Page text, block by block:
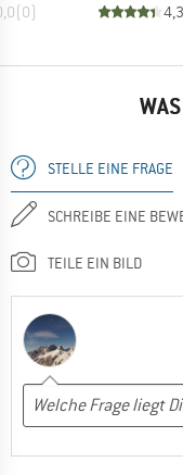
(0) 4,3
STELLE EINE FRAGE
SCHREIBE EINE
TEILE EIN BILD